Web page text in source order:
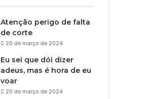
Atenção perigo de falta
de corte
20 de março de 2024
Eu sei que dói dizer
adeus, mas é hora de eu
voar
20 de março de 2024